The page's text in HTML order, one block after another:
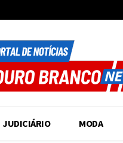
JUDICIÁRIO MODA